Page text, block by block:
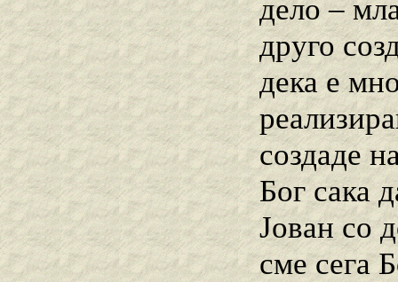
дело –
друго
дека е
создаде
Бог сака
Јован со
сме сега